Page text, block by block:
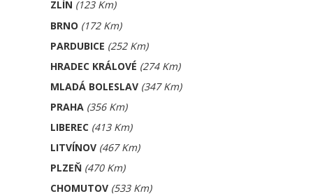
ZLÍN (123 Km)
BRNO (172 Km)
PARDUBICE (252 Km)
HRADEC KRÁLOVÉ (274 Km)
MLADÁ BOLESLAV (347 Km)
PRAHA (356 Km)
LIBEREC (413 Km)
LITVÍNOV (467 Km)
PLZEŇ (470 Km)
CHOMUTOV (533 Km)